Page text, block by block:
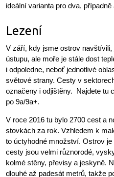
ideální varianta pro dva, případně
Lezení
V září, kdy jsme ostrov
ústupu, ale moře je stále dost
i odpoledne, neboť jednotlivé
světové strany. Cesty v
označeny i odjištěny. Najdete tu
po 9a/9a+.
V roce 2016 tu bylo 2700 cest a
stovkách za rok. Vzhledem k
to úctyhodné množství. Ostrov
cesty jsou velmi různorodé,
kolmé stěny, převisy a jeskyně.
dlouhé až padesát metrů, takže